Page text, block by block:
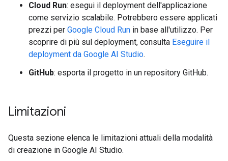
Cloud Run: esegui il deployment dell'applicazione
come servizio scalabile. Potrebbero essere applicati
prezzi per Google Cloud Run in base all'utilizzo. Per
scoprire di più sul deployment, consulta Eseguire il
deployment da Google AI Studio.
GitHub: esporta il progetto in un repository GitHub.
Limitazioni
Questa sezione elenca le limitazioni attuali della modalità
di creazione in Google AI Studio.